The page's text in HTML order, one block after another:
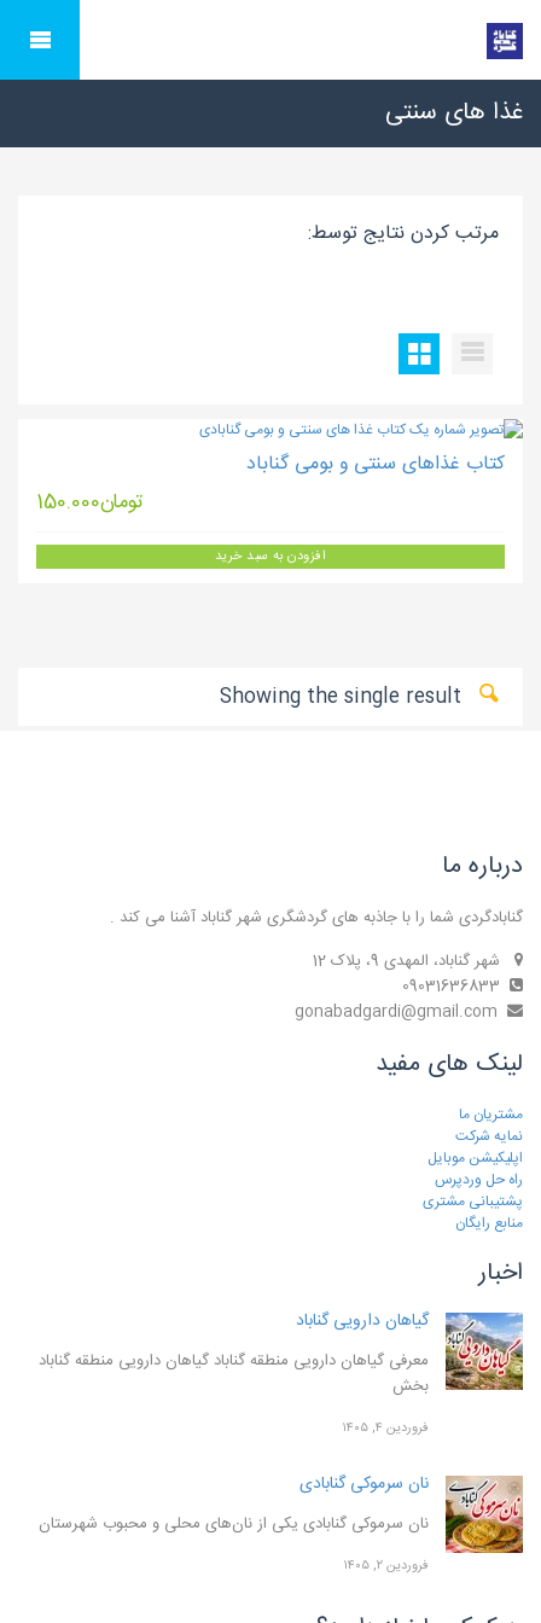
غذا های سنتی
مرتب کردن نتایج توسط:
کتاب غذاهای سنتی و بومی گناباد
تومان150.000
افزودن به سبد خرید
درباره ما
گنابادگردی شما را با جاذبه های گردشگری شهر گناباد آشنا می کند .
شهر گناباد، المهدی 9، پلاک 12
لینک های مفید
مشتریان ما
نمایه شرکت
اپلیکیشن موبایل
راه حل وردپرس
پشتیبانی مشتری
منابع رایگان
اخبار
گیاهان دارویی گناباد
معرفی گیاهان دارویی منطقه گناباد گیاهان دارویی منطقه گناباد
بخش
فروردین ۴, ۱۴۰۵
نان سرموکی گنابادی
نان سرموکی گنابادی یکی از نان‌های محلی و محبوب شهرستان
فروردین ۲, ۱۴۰۵